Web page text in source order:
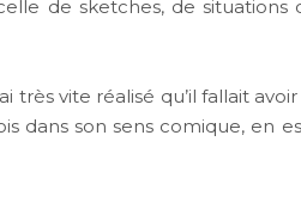
de sketches, de situations
très vite réalisé qu’il fallait
dans son sens comique, en